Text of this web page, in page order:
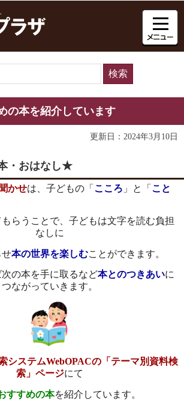
の本を紹介しています
更新日：2024年3月10日
・おはなし★
かせは、子どもの「 こころ 」と「 こと
らうことで、子どもは文字を読む負担
なしに
せ本の世界を楽しむことができます。
の本を手に取るなど本とのつきあいに
つながっていきます。
システムWebOPACの「テーマ別資料検
索」ページにて
すすめの本を紹介しています。